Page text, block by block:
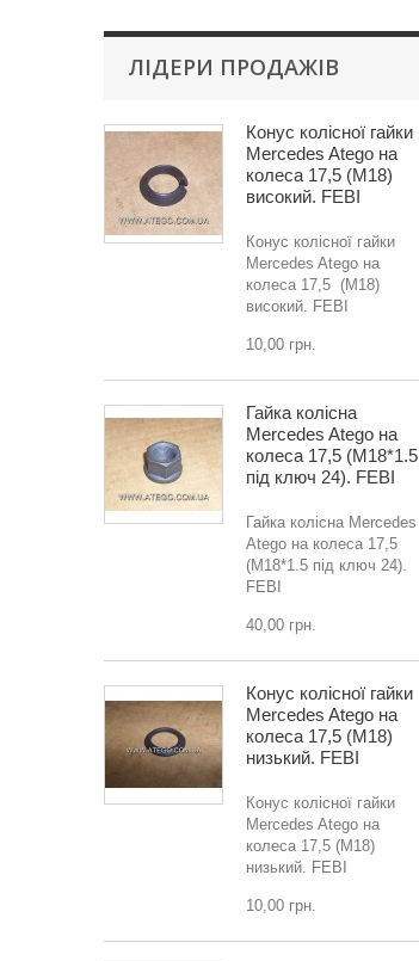
ЛІДЕРИ ПРОДАЖІВ
Конус колісної гайки
Mercedes Atego на
колеса 17,5 (M18)
високий. FEBI
Конус колісної гайки
Mercedes Atego на
колеса 17,5 (M18)
високий. FEBI
10,00 грн.
Гайка колісна
Mercedes Atego на
колеса 17,5 (M18*1.5
під ключ 24). FEBI
Гайка колісна Mercedes
Atego на колеса 17,5
(M18*1.5 під ключ 24).
FEBI
40,00 грн.
Конус колісної гайки
Mercedes Atego на
колеса 17,5 (M18)
низький. FEBI
Конус колісної гайки
Mercedes Atego на
колеса 17,5 (M18)
низький. FEBI
10,00 грн.